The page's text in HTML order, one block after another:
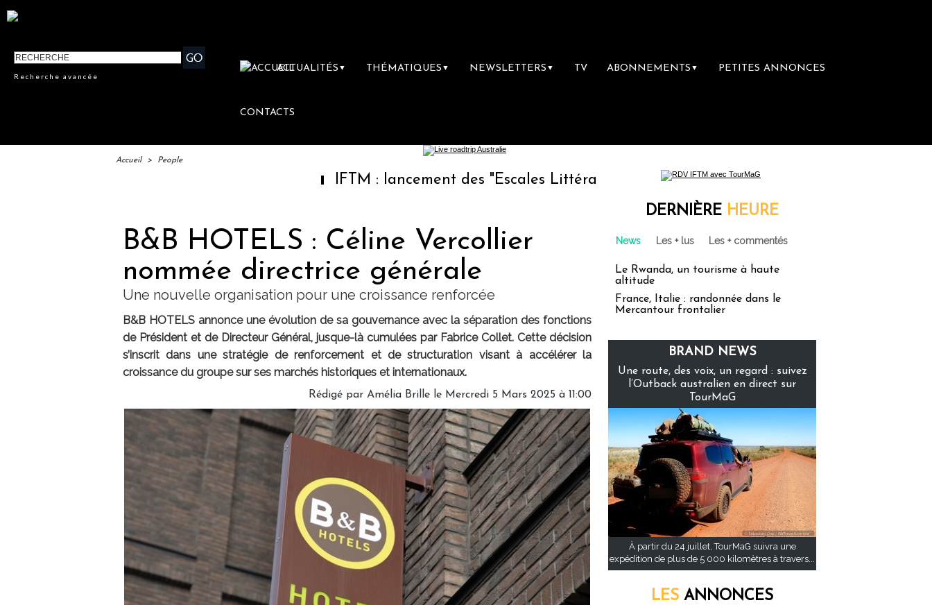
Recherche avancée
ACTUALITÉS ▼ THÉMATIQUES ▼ NEWSLETTERS ▼ TV ABONNEMENTS ▼ PETITES ANNONCES
CONTACTS
Accueil > People
IFTM : lancement des "Escales Littéraires", la première librairie du voyage
B&B HOTELS : Céline Vercollier
nommée directrice générale
Une nouvelle organisation pour une croissance renforcée
B&B HOTELS annonce une évolution de sa gouvernance avec la séparation des fonctions
de Président et de Directeur Général, jusque-là cumulées par Fabrice Collet. Cette décision
s’inscrit dans une stratégie de renforcement et de structuration visant à accélérer la
croissance du groupe sur ses marchés historiques et internationaux.
Rédigé par Amélia Brille le Mercredi 5 Mars 2025 à 11:00
DERNIÈRE HEURE
News Les + lus Les + commentés
Le Rwanda, un tourisme à haute
altitude
France, Italie : randonnée dans le
Mercantour frontalier
BRAND NEWS
Une route, des voix, un regard : suivez
l’Outback australien en direct sur
TourMaG
À partir du 24 juillet, TourMaG suivra une
expédition de plus de 5 000 kilomètres à travers...
LES ANNONCES